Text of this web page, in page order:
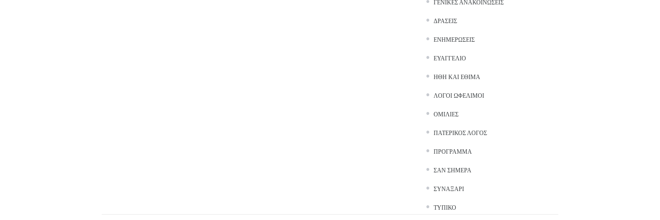
ΓΕΝΙΚΈΣ ΑΝΑΚΟΙΝΏΣΕΙΣ
ΔΡΆΣΕΙΣ
ΕΝΗΜΕΡΏΣΕΙΣ
ΕΥΑΓΓΈΛΙΟ
ΉΘΗ ΚΑΙ ΈΘΙΜΑ
ΛΌΓΟΙ ΩΦΈΛΙΜΟΙ
ΟΜΙΛΊΕΣ
ΠΑΤΕΡΙΚΌΣ ΛΌΓΟΣ
ΠΡΌΓΡΑΜΜΑ
ΣΑΝ ΣΉΜΕΡΑ
ΣΥΝΑΞΆΡΙ
ΤΥΠΙΚΌ